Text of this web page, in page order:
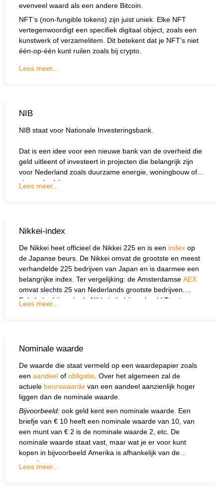
evenveel waard als een andere Bitcoin.
NFT’s (non-fungible tokens) zijn juist uniek. Elke NFT
vertegenwoordigt een specifiek digitaal object, zoals een
kunstwerk of verzamelitem. Dit betekent dat je NFT’s niet
één-op-één kunt ruilen zoals bij crypto.
Lees meer...
NIB
NIB staat voor Nationale Investeringsbank.
Dat is een idee voor een nieuwe bank van de overheid die
geld uitleent of investeert in projecten die belangrijk zijn
voor Nederland zoals duurzame energie, woningbouw of
nieuwe bedrijven.
Lees meer...
Nikkei-index
De Nikkei heet officieel de Nikkei 225 en is een index op
de Japanse beurs. De Nikkei omvat de grootste en meest
verhandelde 225 bedrijven van Japan en is daarmee een
belangrijke index. Ter vergelijking: de Amsterdamse AEX
omvat slechts 25 van Nederlands grootste bedrijven.
Enkele bedrijven in de Nikkei zijn bijvoorbeeld Toyota,
Lees meer...
Nominale waarde
De waarde die staat vermeld op een waardepapier zoals
een aandeel of obligatie . Over het algemeen zal de
actuele beurswaarde van een aandeel aanzienlijk hoger
liggen dan de nominale waarde.
Bijvoorbeeld: ook geld kent een nominale waarde. Een
briefje van € 10 heeft een nominale waarde van 10, van
een munt van € 2 is de nominale waarde 2, etc. De
nominale waarde staat vast, maar wat je er voor kunt
kopen in bijvoorbeeld Amerika is afhankelijk van de
wisselkoers
Lees meer...